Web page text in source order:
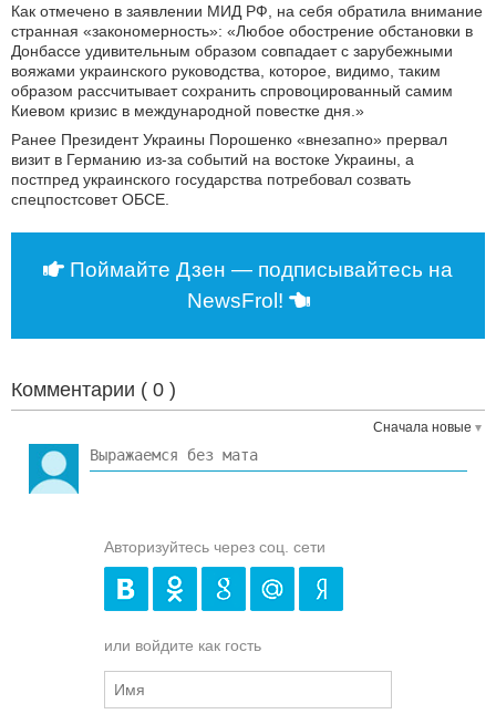
Как отмечено в заявлении МИД РФ, на себя обратила внимание
странная «закономерность»: «Любое обострение обстановки в
Донбассе удивительным образом совпадает с зарубежными
вояжами украинского руководства, которое, видимо, таким
образом рассчитывает сохранить спровоцированный самим
Киевом кризис в международной повестке дня.»
Ранее Президент Украины Порошенко «внезапно» прервал
визит в Германию из-за событий на востоке Украины, а
постпред украинского государства потребовал созвать
спецпостсовет ОБСЕ.
Поймайте Дзен — подписывайтесь на
NewsFrol!
Комментарии ( 0 )
Сначала новые
Авторизуйтесь через соц. сети
или войдите как гость